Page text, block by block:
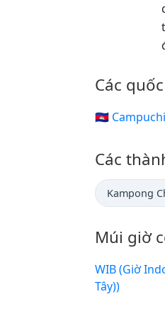
Các
🇰🇭
Các
Kampong
Múi giờ
WIB (Giờ Indonesia Tây (Giờ Indonesia phía
Tây))